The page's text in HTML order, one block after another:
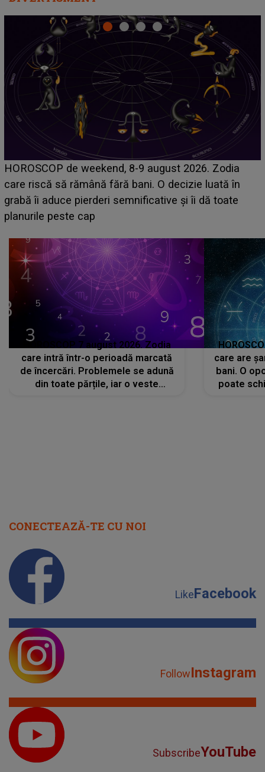
Emanuel a ținut ACEST DETALIU ASCUNS până
acum! În fața Alexandrei, concurentul din Casa Iubirii
face o MĂRTURISIRE NEAȘTEPTATĂ despre mama
sa: "I-am spus și ei în față, eu nu te iubesc pentru
HOROSCOP 7 august 2026. Zodia
care intră într-o perioadă marcată
de încercări. Problemele se adună
din toate părțile, iar o veste
care are
bani. O
poate
CONECTEAZĂ-TE CU NOI
LikeFacebook
FollowInstagram
SubscribeYouTube